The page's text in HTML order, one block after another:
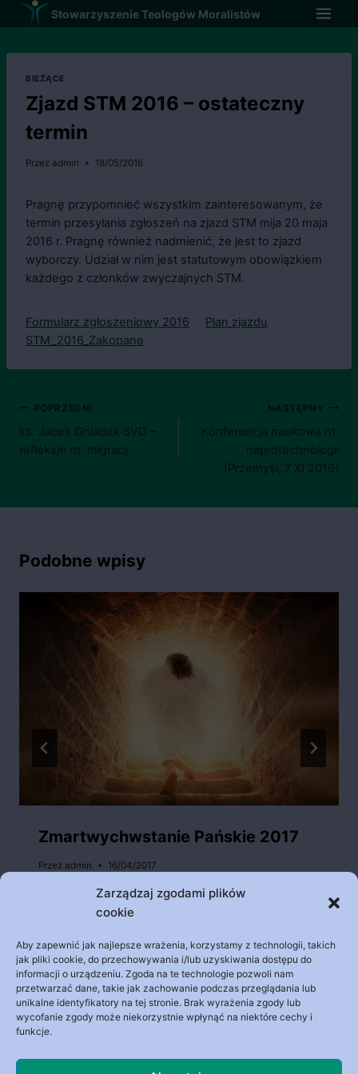
Zarządzaj zgodami plików
cookie
Aby zapewnić jak najlepsze wrażenia, korzystamy z technologii, takich
jak pliki cookie, do przechowywania i/lub uzyskiwania dostępu do
informacji o urządzeniu. Zgoda na te technologie pozwoli nam
przetwarzać dane, takie jak zachowanie podczas przeglądania lub
unikalne identyfikatory na tej stronie. Brak wyrażenia zgody lub
wycofanie zgody może niekorzystnie wpłynąć na niektóre cechy i
funkcje.
Przejdź
do
Stowarzyszenie Teologów Moralistów
BIEŻĄCE
Zjazd STM 2016 – ostateczny
termin
Przez admin 18/05/2016
Pragnę przypomnieć wszystkim zainteresowanym, że
termin przesyłania zgłoszeń na zjazd STM mija 20 maja
2016 r. Pragnę również nadmienić, że jest to zjazd
wyborczy. Udział w nim jest statutowym obowiązkiem
każdego z członków zwyczajnych STM.
Formularz zgłoszeniowy 2016
Plan zjazdu
STM_2016_Zakopane
Nawigacja
wpisu
POPRZEDNI
ks. Jacek Gniadek SVD –
refleksje nt. migracji
NASTĘPNY
Konferencja naukowa nt.
naprotechnologii
(Przemyśl, 7 XI 2016)
Podobne wpisy
Zmartwychwstanie Pańskie 2017
Przez admin 16/04/2017
Archiwa